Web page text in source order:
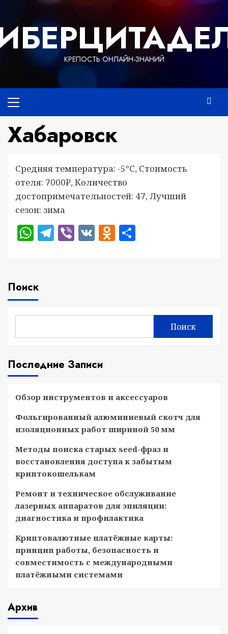
содержимому
КРЕПОСТЬ ОНЛАЙН-ЗНАНИЙ
меню
Хабаровск
Средняя температура: -5°C, Стоимость
отеля: 7000₽, Количество
достопримечательностей: 47, Лучший
сезон: зима
WhatsApp
Telegram
Viber
VKOdnoklassniki
Поиск
Поиск
Последние Записи
Обзор инструментов и аксессуаров
Фольгированный алюминиевый скотч для
изоляционных работ шириной 50 мм
Методы поиска старых seed-фраз и
восстановления доступа к забытым
криптокошелькам
Ремонт и техническое обслуживание
лазерных аппаратов для эпиляции:
диагностика и профилактика
Криптовалютные платёжные карты:
принцип работы, безопасность и
совместимость с международными
платёжными системами
Архив